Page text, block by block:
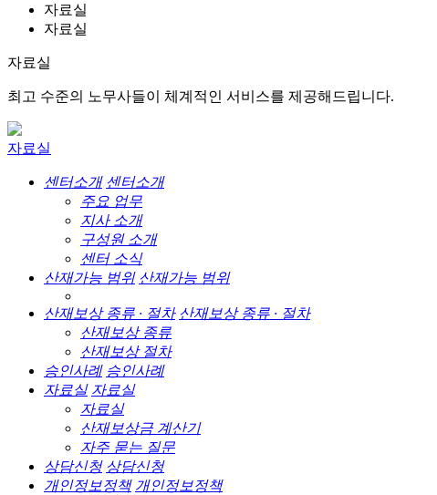
자료실
자료실
자료실
최고 수준의 노무사들이 체계적인 서비스를 제공해드립니다.
자료실
센터소개 센터소개
주요 업무
지사 소개
구성원 소개
센터 소식
산재가능 범위 산재가능 범위
산재보상 종류 · 절차 산재보상 종류 · 절차
산재보상 종류
산재보상 절차
승인사례 승인사례
자료실 자료실
자료실
산재보상금 계산기
자주 묻는 질문
상담신청 상담신청
개인정보정책 개인정보정책